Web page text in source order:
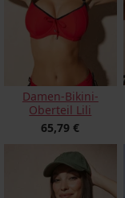
Damen-Bikini-
Oberteil Lili
65,79 €